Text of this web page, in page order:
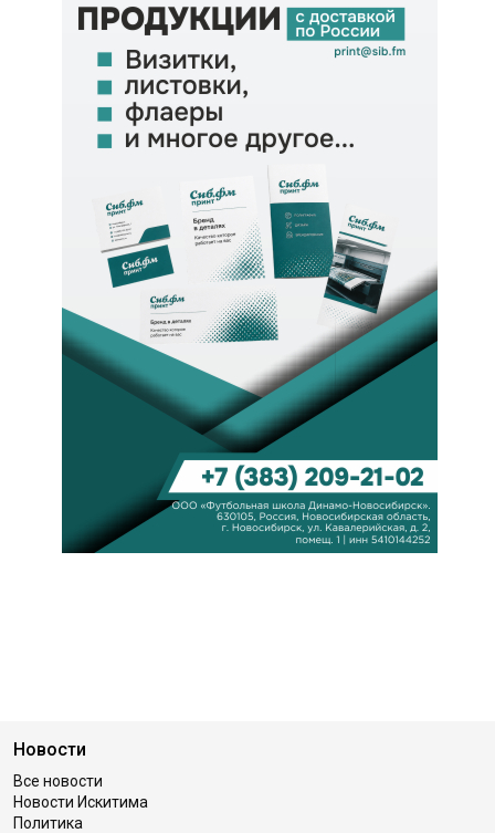
Новости
Все новости
Новости Искитима
Политика